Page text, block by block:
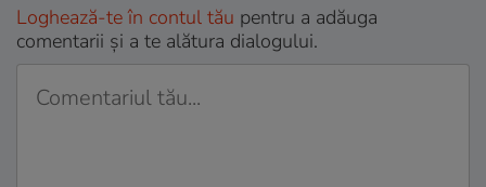
Loghează-te în contul tău pentru a adăuga
comentarii și a te alătura dialogului.